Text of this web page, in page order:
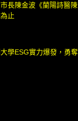
長陳金波《蘭陽詩醫陳
止
學ESG實力爆發，勇